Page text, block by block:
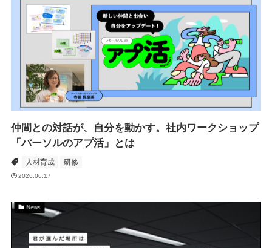
仲間との対話が、自分を動かす。社内ワークショップ
「パーソルのアプ活」とは
人材育成 研修
2026.06.17
News